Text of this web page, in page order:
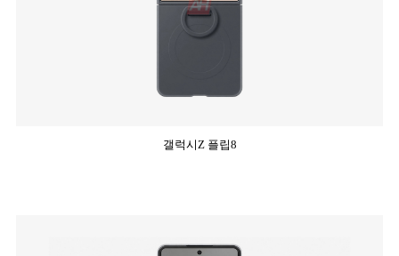
갤럭시Z 플립8